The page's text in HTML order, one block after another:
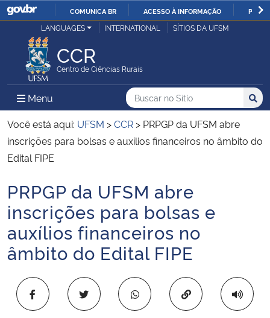
IR
COMUNICA BR ACESSO À INFORMAÇÃO
Ministério da Justiça e Segurança Pública
Ministério da Defesa
Ministério das Relações Exteriores
Ministério da Economia
Ministério da Infraestrutura
Ministério da Agricultura, Pecuária e Abastecimento
Ministério da Educação
Ministério da Cidadania
Ministério da Saúde
LANGUAGES INTERNATIONAL SÍTIOS DA UFSM
CCR
Centro de Ciências Rurais
Menu Menu Principal do Sítio
Busca
Buscar no no Sítio
Busca:
Você está aqui: UFSM >CCR > PRPGP da UFSM abre
inscrições para bolsas e auxílios financeiros no âmbito do
Edital FIPE
Início do conteúdo
PRPGP da UFSM abre
inscrições para bolsas e
auxílios financeiros no
âmbito do Edital FIPE
Copiar para área